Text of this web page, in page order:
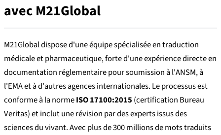
avec M21Global
M21Global dispose d'une équipe spécialisée en traduction
médicale et pharmaceutique, forte d'une expérience directe en
documentation réglementaire pour soumission à l'ANSM, à
l'EMA et à d'autres agences internationales. Le processus est
conforme à la normeISO 17100:2015 (certification Bureau
Veritas) et inclut une révision par des experts issus des
sciences du vivant. Avec plus de 300 millions de mots traduits